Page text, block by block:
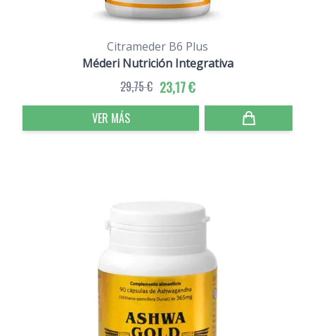
Citrameder B6 Plus
Méderi Nutrición Integrativa
23,17 €
29,75 €
VER MÁS